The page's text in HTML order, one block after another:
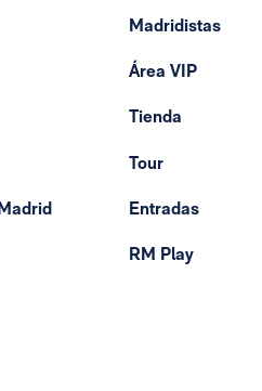
Madridistas
Área VIP
Tienda
Tour
Entradas
RM Play